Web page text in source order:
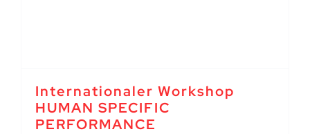
Internationaler Workshop
HUMAN SPECIFIC
PERFORMANCE